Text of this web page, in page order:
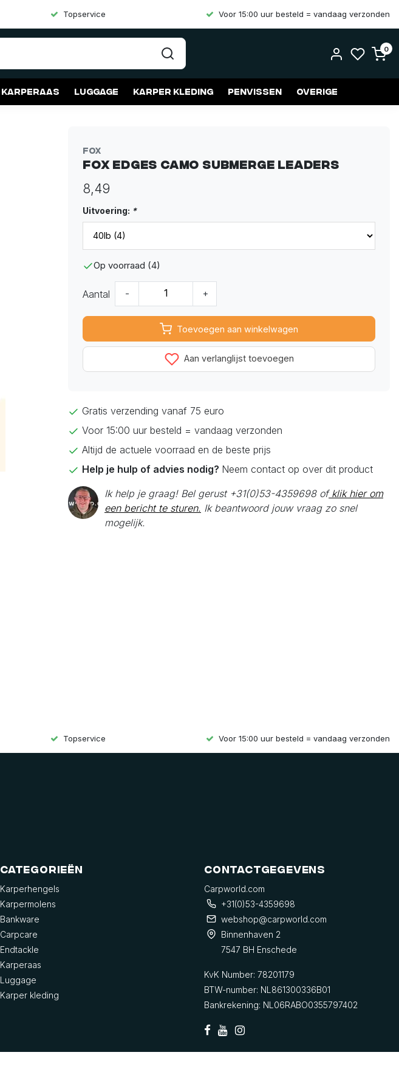
Topservice Voor 15:00 uur besteld = vandaag verzonden
0
Karperaas Luggage Karper kleding Penvissen Overige
Fox
Fox Edges Camo Submerge Leaders
8,49
Uitvoering: *
Op voorraad (4)
Aantal - +
Toevoegen aan winkelwagen
Aan verlanglijst toevoegen
Gratis verzending vanaf 75 euro
Voor 15:00 uur besteld = vandaag verzonden
Altijd de actuele voorraad en de beste prijs
Help je hulp of advies nodig? Neem contact op over dit product
Ik help je graag! Bel gerust +31(0)53-4359698 ofklik hier om
een bericht te sturen. Ik beantwoord jouw vraag zo snel
mogelijk.
Topservice Voor 15:00 uur besteld = vandaag verzonden
Categorieën
Karperhengels
Karpermolens
Bankware
Carpcare
Endtackle
Karperaas
Luggage
Karper kleding
Contactgegevens
Carpworld.com
+31(0)53-4359698
webshop@carpworld.com
Binnenhaven 2
7547 BH Enschede
KvK Number: 78201179
BTW-number: NL861300336B01
Bankrekening: NL06RABO0355797402